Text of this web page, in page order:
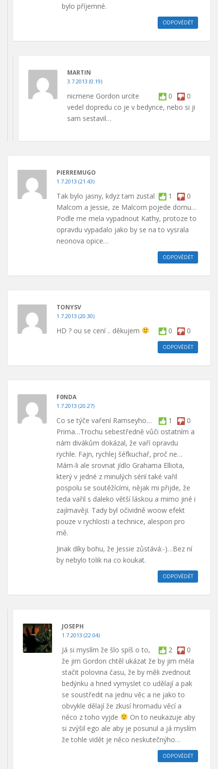
bylo příjemné.
ODPOVĚDĚT
MARTIN
3.7.2013 (0.19)
0 0
nicmene Gordon urcite
vedel dopredu co je v bedynce, nebo si ji
sam sestavil…
PIERREMUGO
1.7.2013 (21.43)
1 0
Tak bylo jasny, kdyz tam zustal
Malcom a Jessie, ze Malcom pojede domu…
Podle me mela vypadnout Kathy, protoze to
opravdu vypadalo jako by se na to vysrala
neonova opice…
ODPOVĚDĚT
TONYSV
1.7.2013 (20.30)
0 0
HD ? ou se cení .. děkujem
ODPOVĚDĚT
F0NDA
1.7.2013 (20.27)
1 0
Co se týče vaření Ramseyho…
Prima…Trochu sebestředně vůči ostatním a
nám divákům dokázal, že vaří opravdu
rychle. Fajn, rychlej šéfkuchař, proč ne…
Mám-li ale srovnat jídlo Grahama Elliota,
který v jedné z minulých sérií také vařil
pospolu se soutěžícími, nějak mi přijde, že
teda vařil s daleko větší láskou a mimo jiné i
zajímavěji. Tady byl očividně woow efekt
pouze v rychlosti a technice, alespon pro
mě.
Jinak díky bohu, že Jessie zůstává:-)…Bez ní
by nebylo tolik na co koukat.
ODPOVĚDĚT
JOSEPH
1.7.2013 (22.04)
2 0
Já si myslím že šlo spíš o to,
že jim Gordon chtěl ukázat že by jim měla
stačit polovina času, že by měli zvednout
bedýnku a hned vymyslet co udělají a pak
se soustředit na jednu věc a ne jako to
obvykle dělají že zkusí hromadu věcí a
něco z toho vyjde
On to neukazuje aby
si zvýšil ego ale aby je posunul a já myslím
že tohle vidět je něco neskutečnýho…
ODPOVĚDĚT